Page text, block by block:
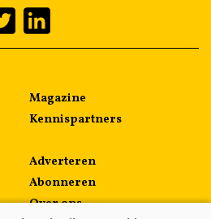
Magazine
Kennispartners
Adverteren
Abonneren
Over ons